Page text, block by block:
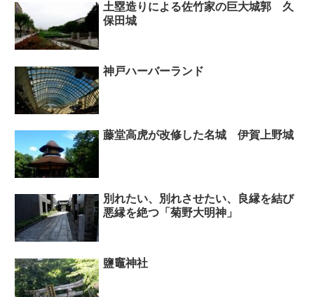
土塁造りによる佐竹家の巨大城郭 久
保田城
神戸ハーバーランド
藤堂高虎が改修した名城 伊賀上野城
別れたい、別れさせたい、良縁を結び
悪縁を絶つ「菊野大明神」
鹽竈神社